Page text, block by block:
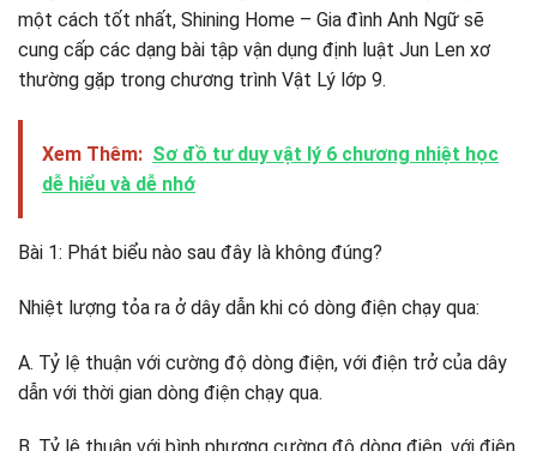
một cách tốt nhất, Shining Home – Gia đình Anh Ngữ sẽ
cung cấp các dạng bài tập vận dụng định luật Jun Len xơ
thường gặp trong chương trình Vật Lý lớp 9.
Xem Thêm: Sơ đồ tư duy vật lý 6 chương nhiệt học
dễ hiểu và dễ nhớ
Bài 1: Phát biểu nào sau đây là không đúng?
Nhiệt lượng tỏa ra ở dây dẫn khi có dòng điện chạy qua:
A. Tỷ lệ thuận với cường độ dòng điện, với điện trở của dây
dẫn với thời gian dòng điện chạy qua.